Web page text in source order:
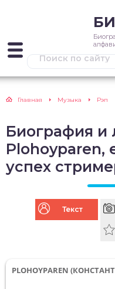
Главная Музыка Рэп
Биография и
Plohoyparen,
успех
Текст
PLOHOYPAREN